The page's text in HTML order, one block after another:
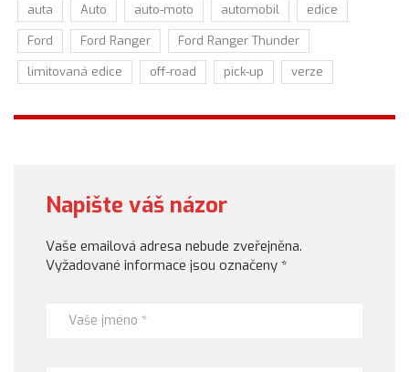
auta Auto auto-moto automobil
edice
Ford
Ford Ranger
Ford Ranger Thunder
limitovaná edice
off-road pick-up verze
Napište váš názor
Vaše emailová adresa nebude zveřejněna.
Vyžadované informace jsou označeny *